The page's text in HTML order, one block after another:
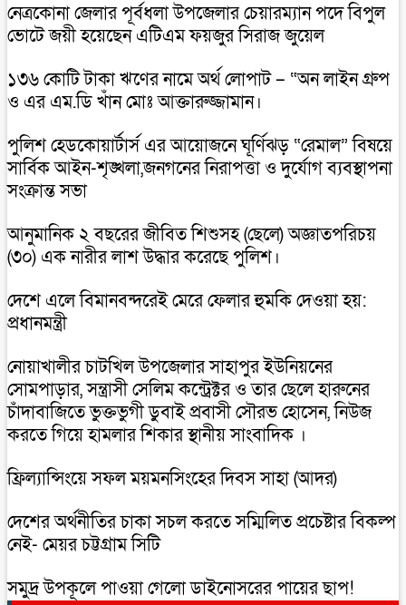
নেত্রকোনা জেলার পূর্বধলা উপজেলার চেয়ারম্যান পদে বিপুল
ভোটে জয়ী হয়েছেন এটিএম ফয়জুর সিরাজ জুয়েল
১৩৬ কোটি টাকা ঋণের নামে অর্থ লোপাট – “অন লাইন গ্রুপ
ও এর এম.ডি খাঁন মোঃ আক্তারুজ্জামান।
পুলিশ হেডকোয়ার্টার্স এর আয়োজনে ঘূর্ণিঝড় “রেমাল” বিষয়ে
সার্বিক আইন-শৃঙ্খলা,জনগনের নিরাপত্তা ও দুর্যোগ ব্যবস্থাপনা
সংক্রান্ত সভা
আনুমানিক ২ বছরের জীবিত শিশুসহ (ছেলে) অজ্ঞাতপরিচয়
(৩০) এক নারীর লাশ উদ্ধার করেছে পুলিশ।
দেশে এলে বিমানবন্দরেই মেরে ফেলার হুমকি দেওয়া হয়:
প্রধানমন্ত্রী
নোয়াখালীর চাটখিল উপজেলার সাহাপুর ইউনিয়নের
সোমপাড়ার, সন্ত্রাসী সেলিম কন্ট্রেক্টর ও তার ছেলে হারুনের
চাঁদাবাজিতে ভুক্তভুগী ডুবাই প্রবাসী সৌরভ হোসেন, নিউজ
করতে গিয়ে হামলার শিকার স্থানীয় সাংবাদিক ।
ফ্রিল্যান্সিংয়ে সফল ময়মনসিংহের দিবস সাহা (আদর)
দেশের অর্থনীতির চাকা সচল করতে সম্মিলিত প্রচেষ্টার বিকল্প
নেই- মেয়র চট্টগ্রাম সিটি
সমুদ্র উপকূলে পাওয়া গেলো ডাইনোসরের পায়ের ছাপ!